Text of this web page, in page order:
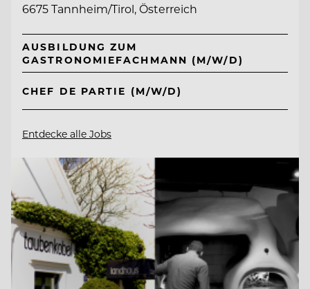
6675 Tannheim/Tirol, Österreich
AUSBILDUNG ZUM
GASTRONOMIEFACHMANN (M/W/D)
CHEF DE PARTIE (M/W/D)
Entdecke alle Jobs